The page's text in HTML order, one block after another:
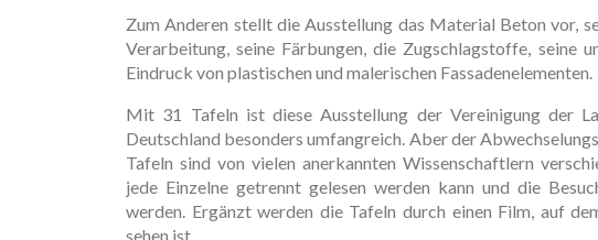
Zum Anderen stellt die Ausstellung das Material Beton vor,
Verarbeitung, seine Färbungen, die Zugschlagstoffe, seine
Eindruck von plastischen und malerischen Fassadenelementen.
Mit 31 Tafeln ist diese Ausstellung der Vereinigung der
Deutschland besonders umfangreich. Aber der
Tafeln sind von vielen anerkannten Wissenschaftlern
jede Einzelne getrennt gelesen werden kann und die
werden. Ergänzt werden die Tafeln durch einen Film, auf
sehen ist.